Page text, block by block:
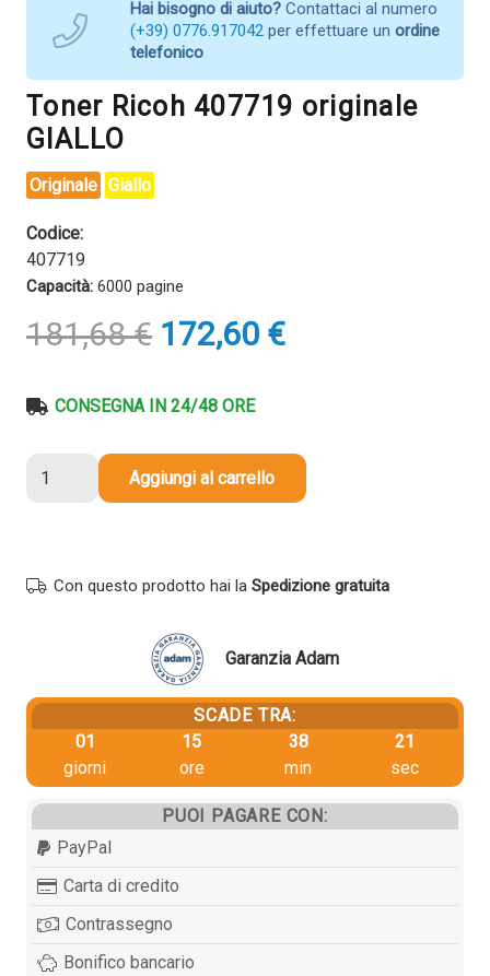
Hai bisogno di aiuto? Contattaci al numero
(+39) 0776.917042 per effettuare un ordine
telefonico
Toner Ricoh 407719 originale
GIALLO
Originale Giallo
Codice:
407719
Capacità: 6000 pagine
181,68€ Il
prezzo
era:
172,60 €Il
prezzo
CONSEGNA IN 24/48 ORE
quantità
Aggiungi al carrello
Con questo prodotto hai la Spedizione gratuita
Garanzia Adam
SCADE TRA:
01
giorni
15
ore
38
min
21
sec
PUOI PAGARE CON:
PayPal
Carta di credito
Contrassegno
Bonifico bancario